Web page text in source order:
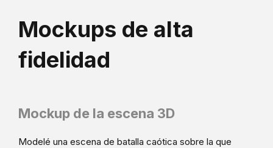
Mockups de alta
fidelidad
Mockup de la escena 3D
Modelé una escena de batalla caótica sobre la que